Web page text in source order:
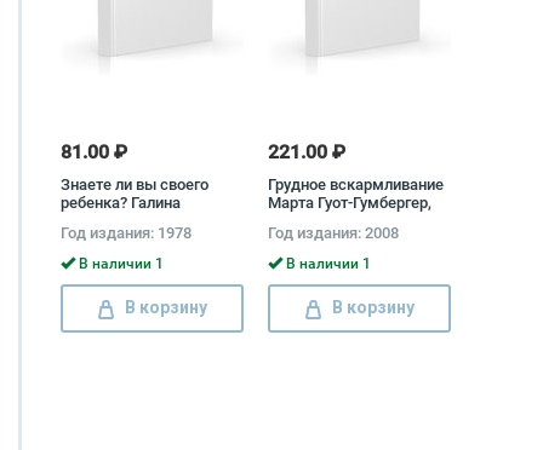
81.00 ₽
Знаете ли вы своего
ребенка? Галина
Год издания: 1978
В наличии 1
В корзину
221.00 ₽
Грудное вскармливание
Марта Гуот-Гумбергер,
Год издания: 2008
В наличии 1
В корзину